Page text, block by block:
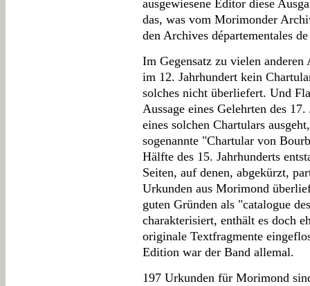
ausgewiesene Editor diese
das, was vom Morimonder
den Archives départementales
Im Gegensatz zu vielen
im 12. Jahrhundert kein
solches nicht überliefert. Und
Aussage eines Gelehrten des
eines solchen Chartulars
sogenannte "Chartular von
Hälfte des 15. Jahrhunderts
Seiten, auf denen, abgekürzt,
Urkunden aus Morimond
guten Gründen als "catalogue
charakterisiert, enthält es doch
originale Textfragmente
Edition war der Band allemal.
197 Urkunden für Morimond